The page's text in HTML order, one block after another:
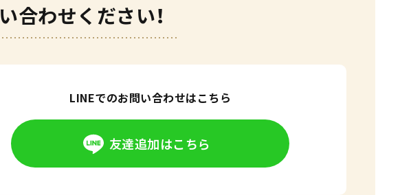
合わせください！
LINEでのお問い合わせはこちら
友達追加はこちら